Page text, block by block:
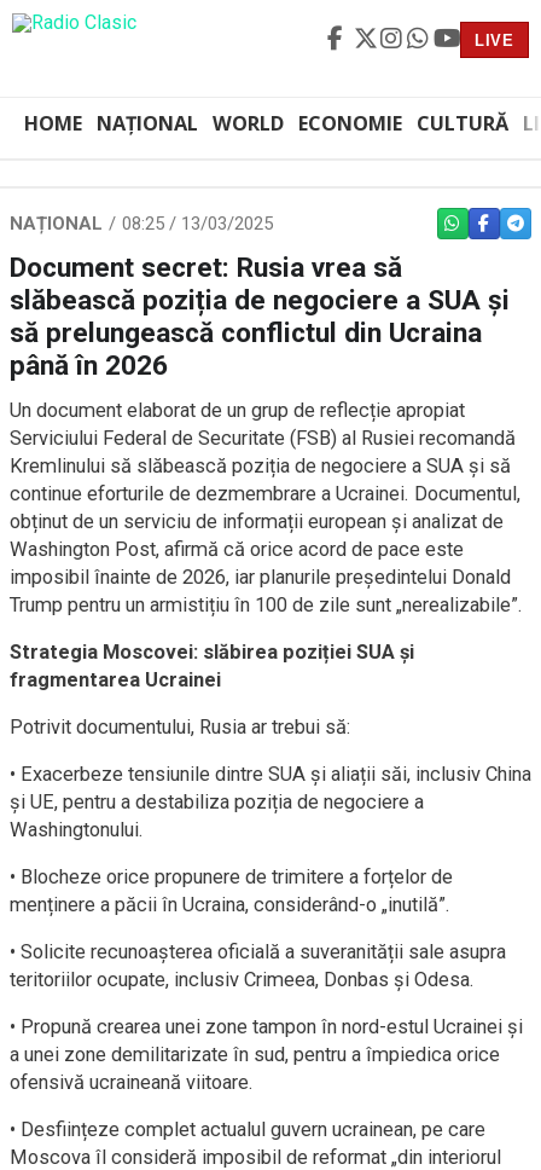
LIVE
HOME NAȚIONAL WORLD ECONOMIE CULTURĂ
NAȚIONAL 08:25 / 13/03/2025 WHATSAPP
Document secret: Rusia vrea să
slăbească poziția de negociere a SUA și
să prelungească conflictul din Ucraina
până în 2026
Un document elaborat de un grup de reflecție apropiat
Serviciului Federal de Securitate (FSB) al Rusiei recomandă
Kremlinului să slăbească poziția de negociere a SUA și să
continue eforturile de dezmembrare a Ucrainei. Documentul,
obținut de un serviciu de informații european și analizat de
Washington Post, afirmă că orice acord de pace este
imposibil înainte de 2026, iar planurile președintelui Donald
Trump pentru un armistițiu în 100 de zile sunt „nerealizabile”.
Strategia Moscovei: slăbirea poziției SUA și
fragmentarea Ucrainei
Potrivit documentului, Rusia ar trebui să:
• Exacerbeze tensiunile dintre SUA și aliații săi, inclusiv China
și UE, pentru a destabiliza poziția de negociere a
Washingtonului.
• Blocheze orice propunere de trimitere a forțelor de
menținere a păcii în Ucraina, considerând-o „inutilă”.
• Solicite recunoașterea oficială a suveranității sale asupra
teritoriilor ocupate, inclusiv Crimeea, Donbas și Odesa.
• Propună crearea unei zone tampon în nord-estul Ucrainei și
a unei zone demilitarizate în sud, pentru a împiedica orice
ofensivă ucraineană viitoare.
• Desființeze complet actualul guvern ucrainean, pe care
Moscova îl consideră imposibil de reformat „din interiorul